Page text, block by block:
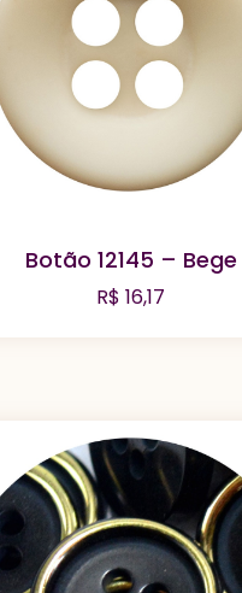
Botão 12145 – Bege
R$ 16,17